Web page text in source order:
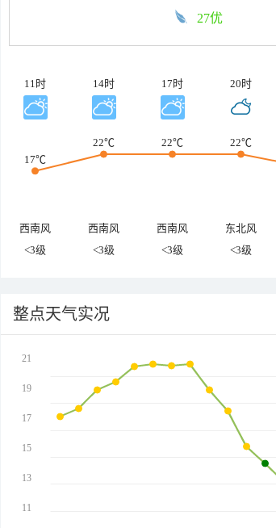
27优
11时 14时 17时 20时
17℃
22℃ 22℃
22℃
西南风 西南风 西南风 东北风
<3级
<3级 <3级 <3级
整点天气实况
21
19
17
15
13
11